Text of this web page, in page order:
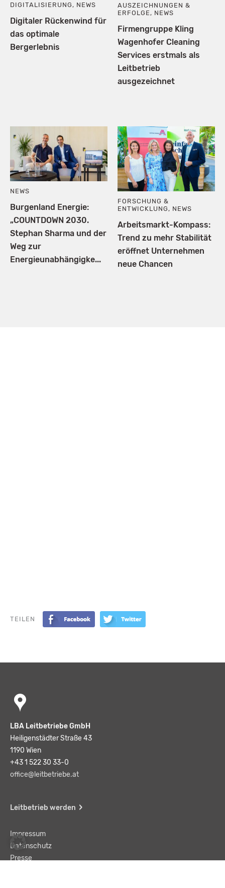
DIGITALISIERUNG , NEWS
Digitaler Rückenwind für
das optimale
Bergerlebnis
AUSZEICHNUNGEN &
ERFOLGE , NEWS
Firmengruppe Kling
Wagenhofer Cleaning
Services erstmals als
Leitbetrieb
ausgezeichnet
NEWS
Burgenland Energie:
„COUNTDOWN 2030.
Stephan Sharma und der
Weg zur
Energieunabhängigke...
FORSCHUNG &
ENTWICKLUNG , NEWS
Arbeitsmarkt-Kompass:
Trend zu mehr Stabilität
eröffnet Unternehmen
neue Chancen
TEILEN
LBA Leitbetriebe GmbH
Heiligenstädter Straße 43
1190 Wien
+43 1 522 30 33-0
office@leitbetriebe.at
Leitbetrieb werden
Impressum
Datenschutz
Presse